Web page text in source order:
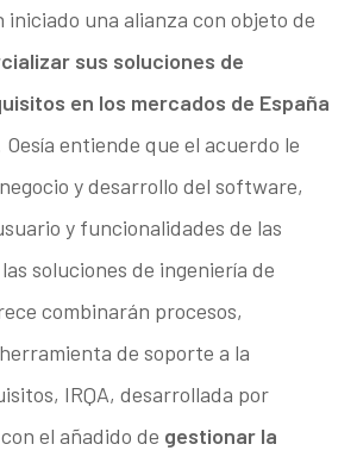
iniciado una alianza con objeto de
sus soluciones de
en los mercados de España
Oesía entiende que el acuerdo le
y desarrollo del software,
y funcionalidades de las
soluciones de ingeniería de
combinarán procesos,
de soporte a la
IRQA, desarrollada por
el añadido de gestionar la